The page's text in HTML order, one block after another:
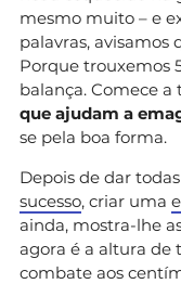
mesmo muito – e
palavras, avisamos
Porque trouxemos
balança. Comece
que ajudam a
se pela boa forma.
Depois de dar
sucesso, criar uma
ainda, mostra-lhe
agora é a altura de
combate aos